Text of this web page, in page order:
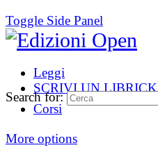
Toggle Side Panel
Leggi
SCRIVI UN LIBRICK
Corsi
More options
Search for: